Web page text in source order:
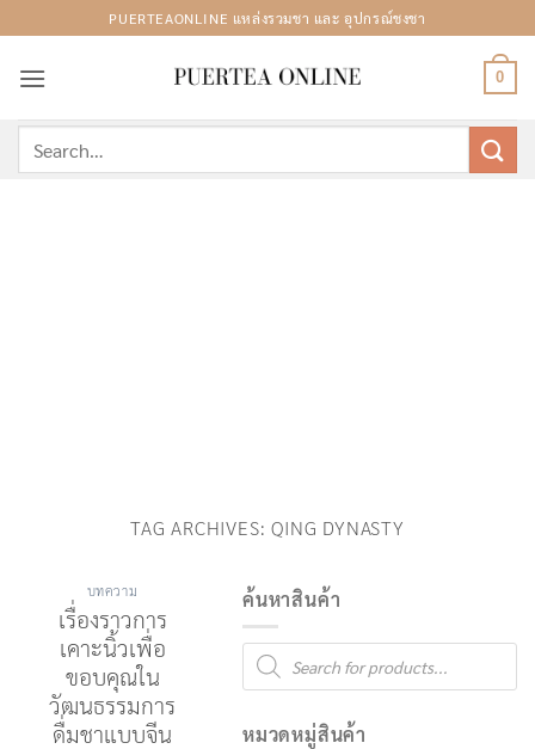
to
content
PUERTEAONLINE แหล่งรวมชา และ อุปกรณ์ชงชา
0
for:
TAG ARCHIVES:QING DYNASTY
บทความ
เรื่องราวการ
เคาะนิ้วเพื่อ
ขอบคุณใน
วัฒนธรรมการ
ดื่มชาแบบจีน
ค้นหาสินค้า
Products
search
หมวดหมู่สินค้า